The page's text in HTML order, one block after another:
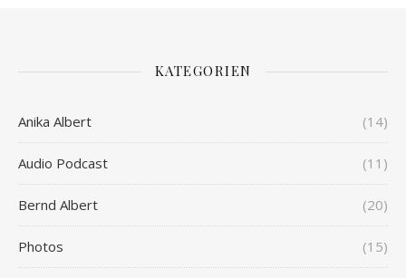
KATEGORIEN
Anika Albert (14)
Audio Podcast (11)
Bernd Albert (20)
Photos (15)